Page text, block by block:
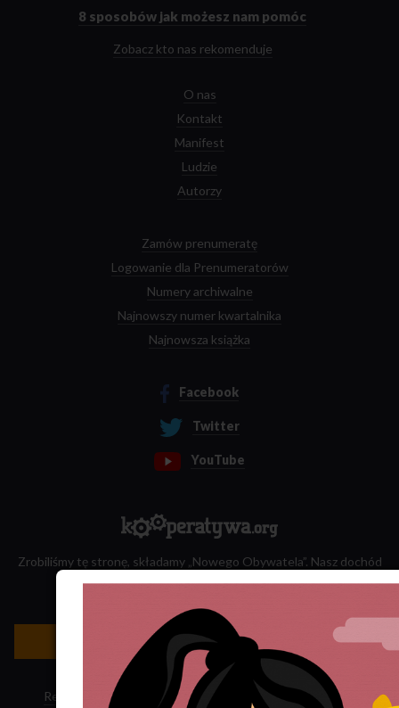
8 sposobów jak możesz nam pomóc
Zobacz kto nas rekomenduje
O nas
Kontakt
Manifest
Ludzie
Autorzy
Zamów prenumeratę
Logowanie dla Prenumeratorów
Numery archiwalne
Najnowszy numer kwartalnika
Najnowsza książka
Facebook
Twitter
YouTube
Zrobiliśmy tę stronę, składamy „Nowego Obywatela”. Nasz dochód
Newsletter »
Regulamin sklepu Polityka ciasteczek · Subskrypcja RSS